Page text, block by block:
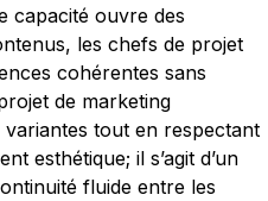
capacité ouvre des
les chefs de projet
cohérentes sans
de marketing
tout en respectant
esthétique; il s’agit d’un
fluide entre les